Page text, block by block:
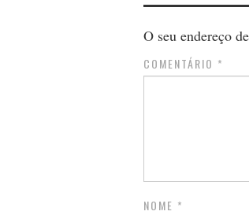
O seu endereço
COMENTÁRIO *
NOME *